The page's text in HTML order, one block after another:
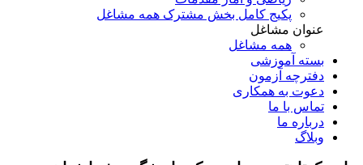
پکیج کامل بخش مشترک همه مشاغل
عنوان مشاغل
همه مشاغل
بسته آموزشی
دفترچه آزمون
دعوت به همکاری
تماس با ما
درباره ما
وبلاگ